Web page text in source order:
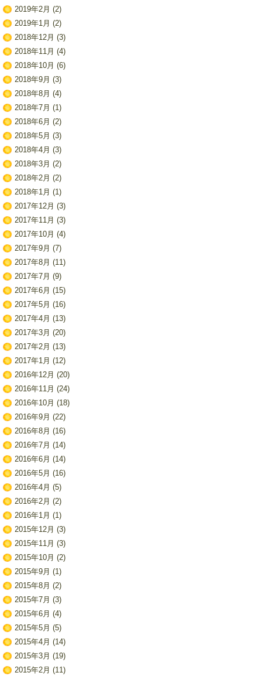
2019年2月 (2)
2019年1月 (2)
2018年12月 (3)
2018年11月 (4)
2018年10月 (6)
2018年9月 (3)
2018年8月 (4)
2018年7月 (1)
2018年6月 (2)
2018年5月 (3)
2018年4月 (3)
2018年3月 (2)
2018年2月 (2)
2018年1月 (1)
2017年12月 (3)
2017年11月 (3)
2017年10月 (4)
2017年9月 (7)
2017年8月 (11)
2017年7月 (9)
2017年6月 (15)
2017年5月 (16)
2017年4月 (13)
2017年3月 (20)
2017年2月 (13)
2017年1月 (12)
2016年12月 (20)
2016年11月 (24)
2016年10月 (18)
2016年9月 (22)
2016年8月 (16)
2016年7月 (14)
2016年6月 (14)
2016年5月 (16)
2016年4月 (5)
2016年2月 (2)
2016年1月 (1)
2015年12月 (3)
2015年11月 (3)
2015年10月 (2)
2015年9月 (1)
2015年8月 (2)
2015年7月 (3)
2015年6月 (4)
2015年5月 (5)
2015年4月 (14)
2015年3月 (19)
2015年2月 (11)